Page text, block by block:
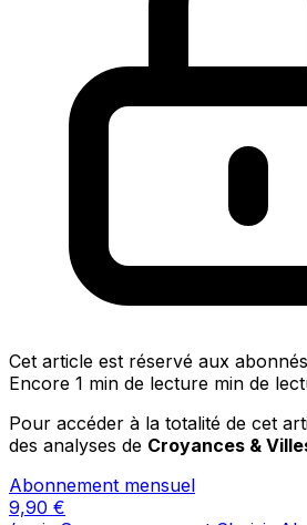
Cet article est réservé aux abonnés
Encore 1 min de lecture min de
Pour accéder à la totalité de cet
des analyses de Croyances &
Abonnement mensuel
9,90 €